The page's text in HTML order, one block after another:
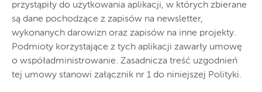
przystąpiły do użytkowania aplikacji, w których zbierane
są dane pochodzące z zapisów na newsletter,
wykonanych darowizn oraz zapisów na inne projekty.
Podmioty korzystające z tych aplikacji zawarły umowę
o współadministrowanie. Zasadnicza treść uzgodnień
tej umowy stanowi załącznik nr 1 do niniejszej Polityki.